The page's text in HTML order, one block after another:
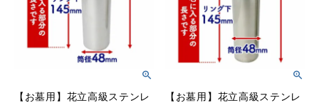
【お墓用】花立高級ステンレ
【お墓用】花立高級ステンレ